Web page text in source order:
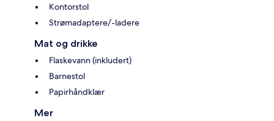
Kontorstol
Strømadaptere/-ladere
Mat og drikke
Flaskevann (inkludert)
Barnestol
Papirhåndklær
Mer